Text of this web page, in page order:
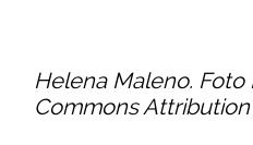
Helena Maleno. Foto
Commons Attribution